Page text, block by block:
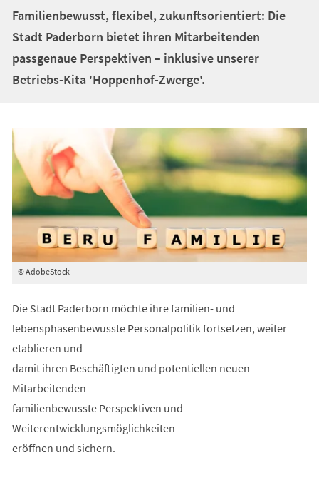
Familienbewusst, flexibel, zukunftsorientiert: Die
Stadt Paderborn bietet ihren Mitarbeitenden
passgenaue Perspektiven – inklusive unserer
Betriebs-Kita 'Hoppenhof-Zwerge'.
© AdobeStock
Die Stadt Paderborn möchte ihre familien- und
lebensphasenbewusste Personalpolitik fortsetzen, weiter
etablieren und
damit ihren Beschäftigten und potentiellen neuen
Mitarbeitenden
familienbewusste Perspektiven und
Weiterentwicklungsmöglichkeiten
eröffnen und sichern.